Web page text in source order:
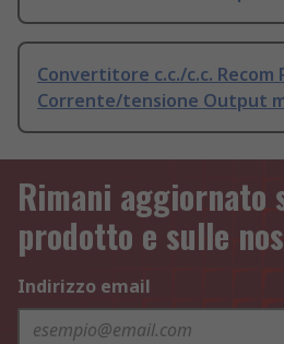
Convertitore c.c./c.c. Recom
Corrente/tensione Output
Rimani aggiornato
prodotto e sulle
Indirizzo email